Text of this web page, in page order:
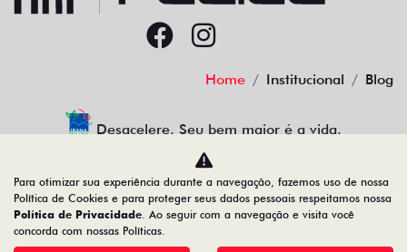
Home Institucional Blog
Desacelere. Seu bem maior é a vida.
91.525.790/0001-84
Para otimizar sua experiência durante a navegação, fazemos uso de nossa
Política de Cookies e para proteger seus dados pessoais respeitamos nossa
Política de Privacidade. Ao seguir com a navegação e visita você
concorda com nossas Políticas.